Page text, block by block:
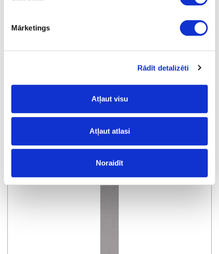
Mārketings
Rādīt detalizēti
Atļaut visu
Atļaut atlasi
Noraidīt